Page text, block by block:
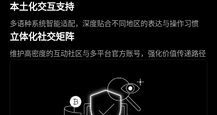
本土化交互支持
多语种系统智能适配，深度贴合不同地区的表达与操作习惯
立体化社交矩阵
维护高密度的互动社区与多平台官方账号，强化价值传递路径